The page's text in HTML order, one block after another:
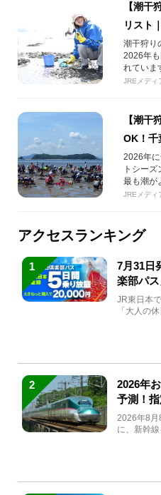
【潮干
リスト
帰り・
潮干狩り
2026年
れていま
JREメディ
【潮干
OK！千
5選｜
2026年
トシー
最も潮が
JREメディ
アクセスランキング
1
7月31日
楽部パ
JR東日本
「大人の
2
2026年
予測！
急券も
2026年8月
に、新幹